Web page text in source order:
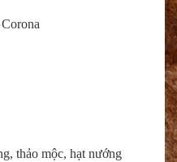
thảo mộc, hạt nướng